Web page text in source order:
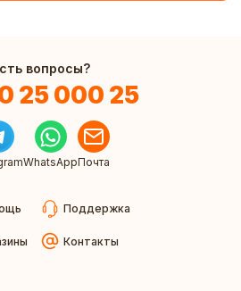
вопросы?
25 000 25
WhatsAppПочта
Поддержка
Контакты